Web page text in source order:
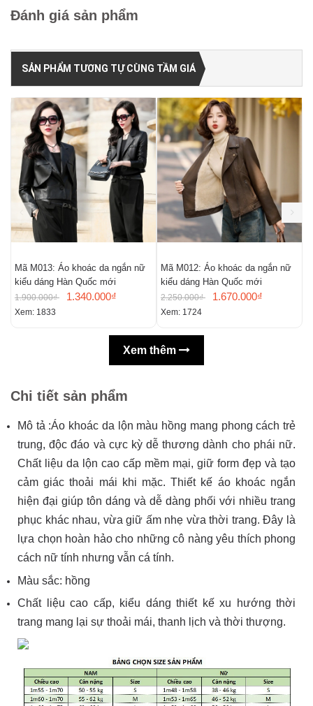
Đánh giá sản phẩm
SẢN PHẨM TƯƠNG TỰ CÙNG TẦM GIÁ
Mã M013: Áo khoác da ngắn nữ
kiểu dáng Hàn Quốc mới
1.900.000₫ 1.340.000₫
Xem: 1833
Mã M012: Áo khoác da ngắn nữ
kiểu dáng Hàn Quốc mới
2.250.000₫ 1.670.000₫
Xem: 1724
Xem thêm
Chi tiết sản phẩm
Mô tả :Áo khoác da lộn màu hồng mang phong cách trẻ
trung, độc đáo và cực kỳ dễ thương dành cho phái nữ.
Chất liệu da lộn cao cấp mềm mại, giữ form đẹp và tạo
cảm giác thoải mái khi mặc. Thiết kế áo khoác ngắn
hiện đại giúp tôn dáng và dễ dàng phối với nhiều trang
phục khác nhau, vừa giữ ấm nhẹ vừa thời trang. Đây là
lựa chọn hoàn hảo cho những cô nàng yêu thích phong
cách nữ tính nhưng vẫn cá tính.
Màu sắc: hồng
Chất liệu cao cấp, kiểu dáng thiết kế xu hướng thời
trang mang lại sự thoải mái, thanh lịch và thời thượng.